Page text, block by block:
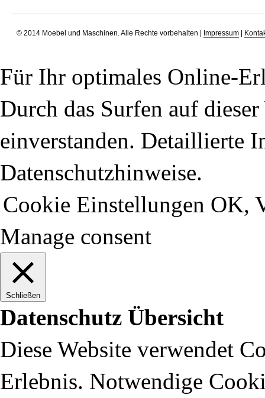
© 2014 Moebel und Maschinen. Alle Rechte vorbehalten | Impressum|
Für Ihr optimales Online-
Durch das Surfen auf
einverstanden. Detaillierte
Datenschutzhinweise.
Cookie Einstellungen OK,
Manage consent
Schließen
Datenschutz Übersicht
Diese Website verwendet
Erlebnis. Notwendige